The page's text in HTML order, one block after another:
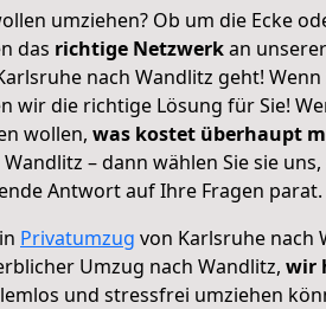
umziehen? Ob um die Ecke
das richtige Netzwerkan
nach Wandlitz geht!
wir die richtige Lösung für Sie!
wollen, was kostet überhaupt
Wandlitz – dann wählen Sie sie
Antwort auf Ihre Fragen parat.
Privatumzug von Karlsruhe nach
Umzug nach Wandlitz, wir
und stressfrei umziehen